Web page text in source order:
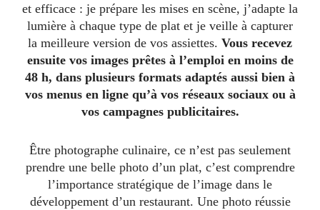
et efficace : je prépare les mises en scène, j’adapte la
lumière à chaque type de plat et je veille à capturer
la meilleure version de vos assiettes. Vous recevez
ensuite vos images prêtes à l’emploi en moins de
48 h, dans plusieurs formats adaptés aussi bien à
vos menus en ligne qu’à vos réseaux sociaux ou à
vos campagnes publicitaires.
Être photographe culinaire, ce n’est pas seulement
prendre une belle photo d’un plat, c’est comprendre
l’importance stratégique de l’image dans le
développement d’un restaurant. Une photo réussie